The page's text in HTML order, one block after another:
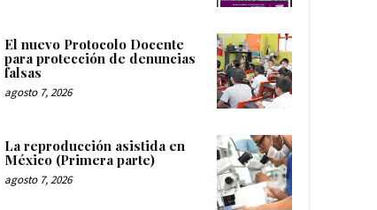
El nuevo Protocolo Docente
para protección de denuncias
falsas
agosto 7, 2026
La reproducción asistida en
México (Primera parte)
agosto 7, 2026